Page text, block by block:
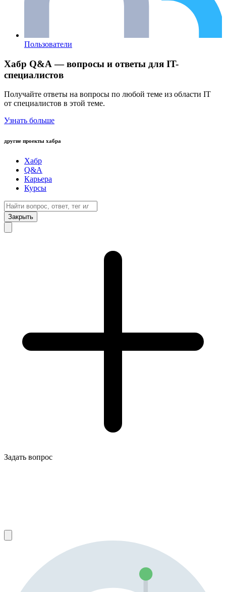
Пользователи
Хабр Q&A — вопросы и ответы для IT-
специалистов
Получайте ответы на вопросы по любой теме из области IT
от специалистов в этой теме.
Узнать больше
другие проекты хабра
Хабр
Q&A
Карьера
Курсы
Закрыть
Задать вопрос